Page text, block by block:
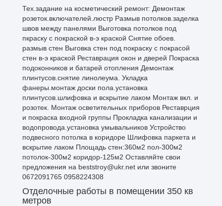
Тех.задание на косметический ремонт: Демонтаж
розеток.включателей.люстр Размыв потолков.заделка
швов между панелями Выготовка потолков под
пкраску с покраской в-э краской Снятие обоев.
размыв стен Выговка стен под покраску с покрасой
стен в-э краской Реставрация окон и дверей Покраска
подоконников и батарей отопления Демонтаж
плинтусов.снятие линолеума. Укладка
фанеры.монтаж доски пола.установка
плинтусов.шлифовка и вскрытие лаком Монтаж вкл. и
розотек. Монтаж осветительных приборов Реставрция
и покраска входной группы Прокладка канализации и
водопровода.установка умывальников Устройство
подвесного потолка в коридоре Шлифовка паркета и
вскрытие лаком Площадь стен:360м2 пол-300м2
потолок-300м2 коридор-125м2 Оставляйте свои
предложения на beststroy@ukr.net или звоните
0672091765 0958224308
Отделочные работы в помещении 350 кв
метров